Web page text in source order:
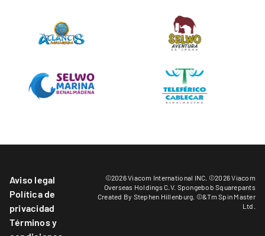
Aviso legal
Política de
privacidad
Términos y
©2026 Viacom International INC. ©2026 Viacom
Overseas Holdings C.V. Spongebob Squarepants
Created By Stephen Hillenburg. ©&Tm Spin Master
Ltd.